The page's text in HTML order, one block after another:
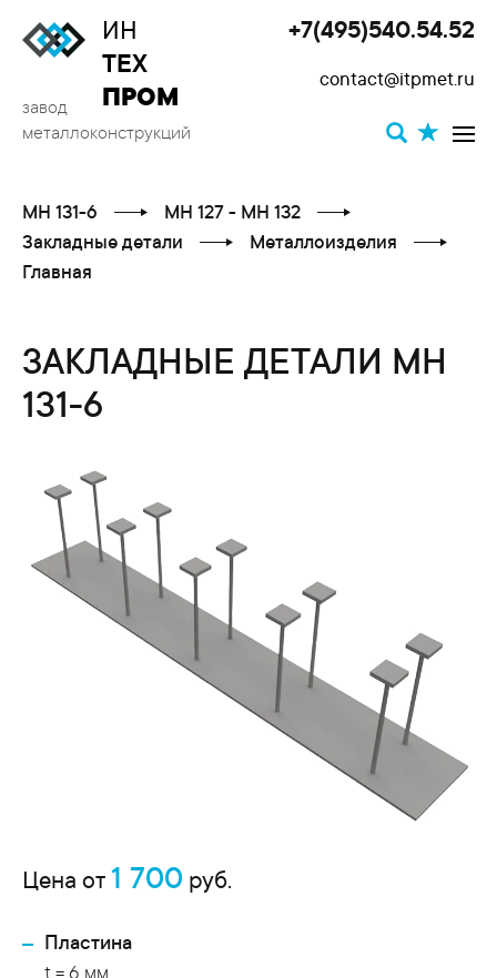
ИН
ТЕХ
ПРОМ
завод
металлоконструкций
+7(495)540.54.52
contact@itpmet.ru
МН 131-6
МН 127 - МН 132
Закладные детали
Металлоизделия
Главная
ЗАКЛАДНЫЕ ДЕТАЛИ МН
131-6
Цена от 1 700 руб.
Пластина